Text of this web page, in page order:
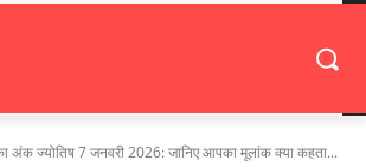
अंक ज्योतिष 7 जनवरी 2026: जानिए आपका मूलांक क्या कहता...